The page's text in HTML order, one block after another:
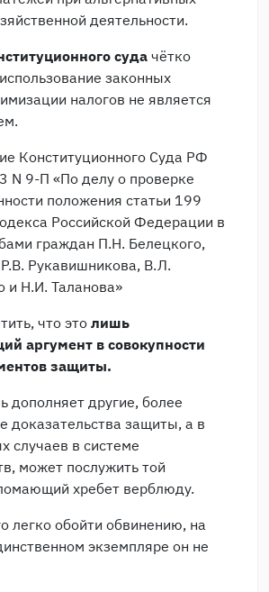
деятельности.
суда чётко
законных
налогов не является
Конституционного Суда РФ
N 9-П «По делу о проверке
положения статьи 199
Российской Федерации в
граждан П.Н. Белецкого,
Рукавишникова, В.Л.
и Н.И. Таланова»
что это лишь
аргумент в совокупности
защиты.
дополняет другие, более
доказательства защиты, а в
случаев в системе
может послужить той
хребет верблюду.
легко обойти обвинению, на
экземпляре он не